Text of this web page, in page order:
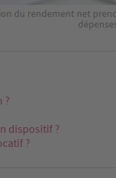
du rendement net
?
dispositif ?
?